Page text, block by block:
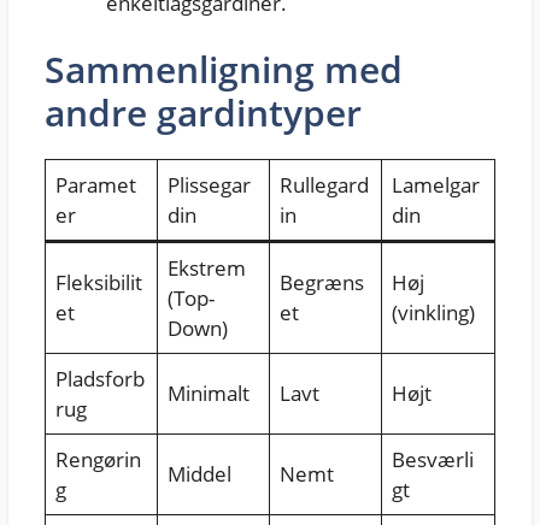
Sammenligning med
andre gardintyper
Paramet
er
Plissegar
din
Rullegard
in
Lamelgar
din
Fleksibilit
et
Ekstrem
(Top-
Down)
Begræns
et
Høj
(vinkling)
Pladsforb
rug
Minimalt Lavt Højt
Rengørin
g
Middel Nemt
Besværli
gt